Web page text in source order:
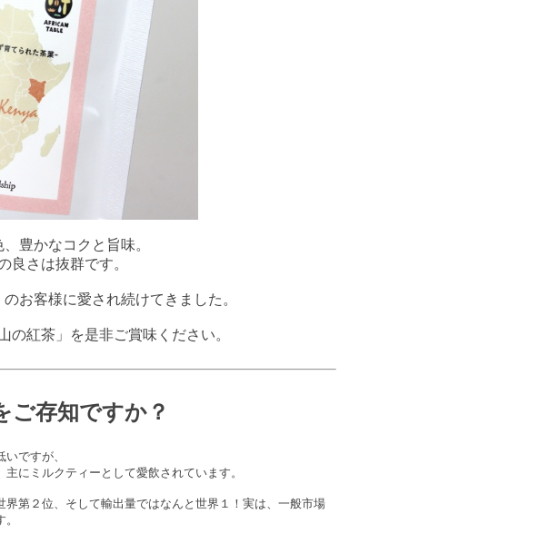
豊かなコクと旨味。
良さは抜群です。
お客様に愛され続けてきました。
の紅茶」を是非ご賞味ください。
ご存知ですか？
ですが、
にミルクティーとして愛飲されています。
第２位、そして輸出量ではなんと世界１！実は、一般市場